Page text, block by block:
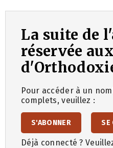
La suite de
réservée
Pour accéder à un
complets, veuillez :
S'ABONNER SE
Déjà connecté ?